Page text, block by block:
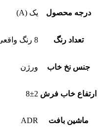
درجه محصول یک (A)
تعداد رنگ 8 رنگ واقعی
جنس نخ خاب ورژن
ارتفاع خاب فرش 8±2
ماشین بافت ADR